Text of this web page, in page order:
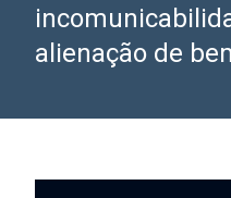
alienação de